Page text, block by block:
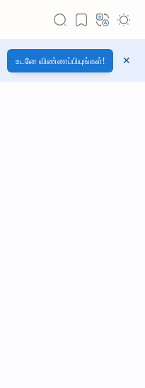
உடனே விண்ணப்பியுங்கள்!